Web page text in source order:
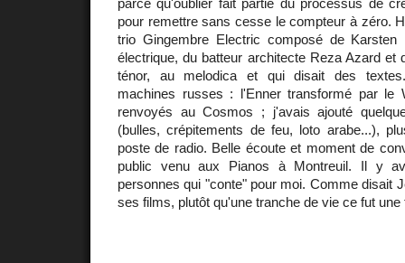
parce qu'oublier fait partie du processus de
pour remettre sans cesse le compteur à zéro.
trio Gingembre Electric composé de Karsten
électrique, du batteur architecte Reza Azard et
ténor, au melodica et qui disait des
machines russes : l'Enner transformé par le
renvoyés au Cosmos ; j'avais ajouté
(bulles, crépitements de feu, loto arabe...),
poste de radio. Belle écoute et moment de
public venu aux Pianos à Montreuil. Il y
personnes qui "conte" pour moi. Comme disait
ses films, plutôt qu'une tranche de vie ce fut une